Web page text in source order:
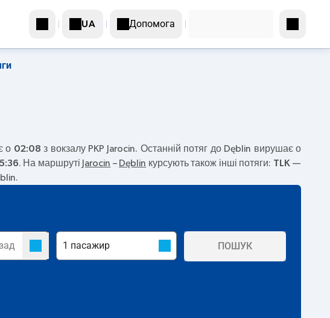
UA Допомога
о 02:08 з вокзалу PKP Jarocin. Останній потяг до Dęblin вирушає о
. На маршруті Jarocin – Dęblin курсують також інші потяги: TLK—
ПОШУК